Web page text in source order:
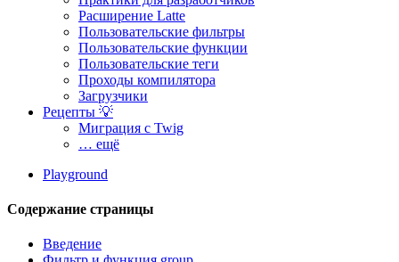
Расширение Latte
Пользовательские фильтры
Пользовательские функции
Пользовательские теги
Проходы компилятора
Загрузчики
Рецепты 💡
Миграция с Twig
… ещё
Playground
Содержание страницы
Введение